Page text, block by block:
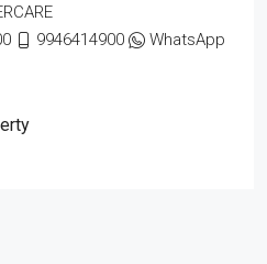
9946414900 WhatsApp